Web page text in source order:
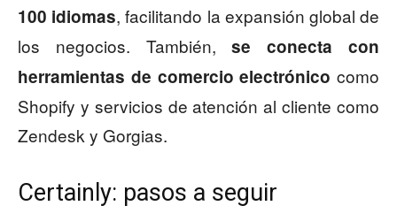
100 idiomas, facilitando la expansión global de
los negocios. También,se conecta con
herramientas de comercio electrónico como
Shopify y servicios de atención al cliente como
Zendesk y Gorgias.
Certainly: pasos a seguir